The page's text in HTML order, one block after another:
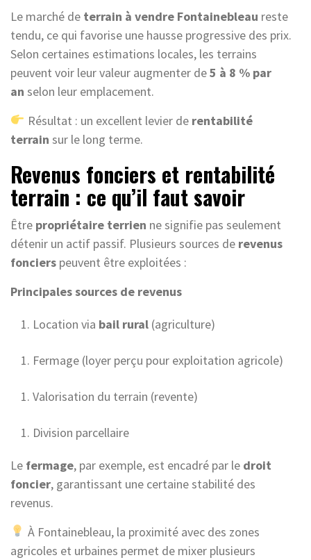
Le marché de terrain à vendre Fontainebleau reste
tendu, ce qui favorise une hausse progressive des prix.
Selon certaines estimations locales, les terrains
peuvent voir leur valeur augmenter de5 à 8 % par
an selon leur emplacement.
Résultat : un excellent levier de rentabilité
terrain sur le long terme.
Revenus fonciers et rentabilité
terrain : ce qu’il faut savoir
Être propriétaire terrien ne signifie pas seulement
détenir un actif passif. Plusieurs sources de revenus
fonciers peuvent être exploitées :
Principales sources de revenus
Location via bail rural (agriculture)
Fermage (loyer perçu pour exploitation agricole)
Valorisation du terrain (revente)
Division parcellaire
Le fermage, par exemple, est encadré par le droit
foncier, garantissant une certaine stabilité des
revenus.
À Fontainebleau, la proximité avec des zones
agricoles et urbaines permet de mixer plusieurs